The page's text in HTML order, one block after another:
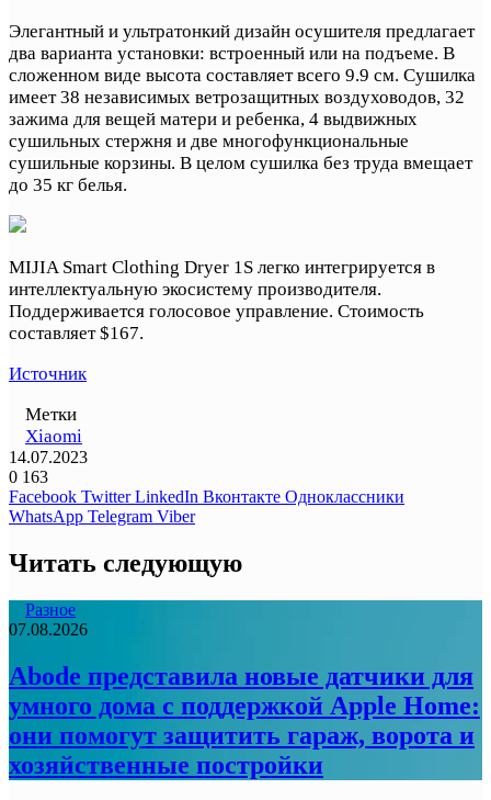
Элегантный и ультратонкий дизайн осушителя предлагает
два варианта установки: встроенный или на подъеме. В
сложенном виде высота составляет всего 9.9 см. Сушилка
имеет 38 независимых ветрозащитных воздуховодов, 32
зажима для вещей матери и ребенка, 4 выдвижных
сушильных стержня и две многофункциональные
сушильные корзины. В целом сушилка без труда вмещает
до 35 кг белья.
MIJIA Smart Clothing Dryer 1S легко интегрируется в
интеллектуальную экосистему производителя.
Поддерживается голосовое управление. Стоимость
составляет $167.
Источник
Метки
Xiaomi
14.07.2023
0 163
Facebook Twitter LinkedIn Вконтакте Одноклассники
WhatsApp Telegram Viber
Читать следующую
Разное
07.08.2026
Abode представила новые датчики для
умного дома с поддержкой Apple Home:
они помогут защитить гараж, ворота и
хозяйственные постройки